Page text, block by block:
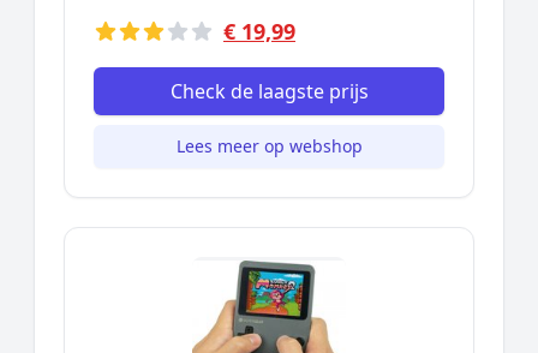
€ 19,99
Check de laagste prijs
Lees meer op webshop